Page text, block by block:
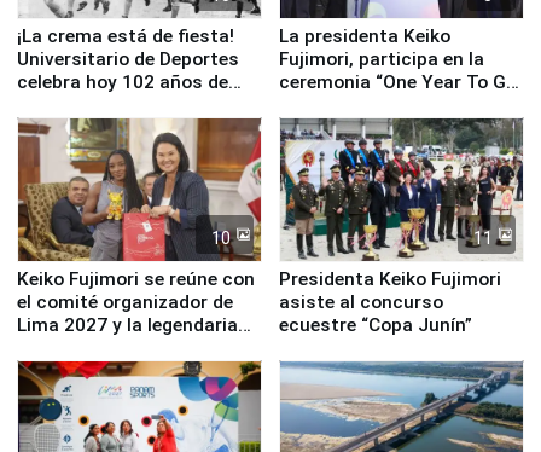
¡La crema está de fiesta!
Universitario de Deportes
celebra hoy 102 años de
La presidenta Keiko
Fujimori, participa en la
ceremonia “One Year To Go
10
Keiko Fujimori se reúne con
el comité organizador de
Lima 2027 y la legendaria
11
Presidenta Keiko Fujimori
asiste al concurso
ecuestre “Copa Junín”